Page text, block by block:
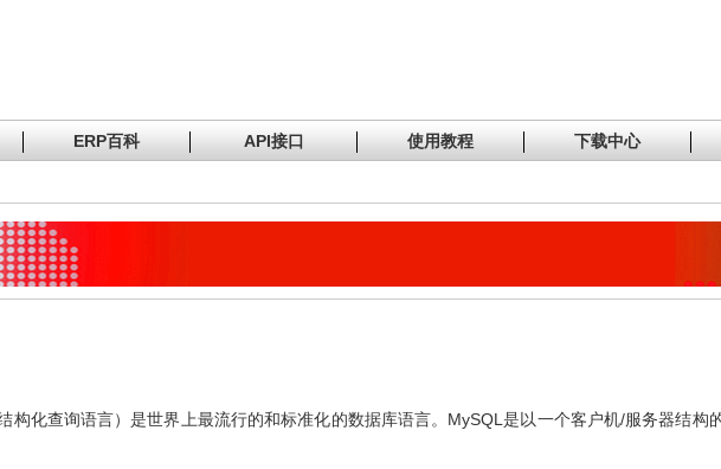
ERP百科 API接口 使用教程 下载中心
构化查询语言）是世界上最流行的和标准化的数据库语言。MySQL是以一个客户机/服务器结